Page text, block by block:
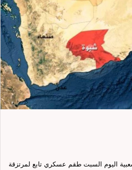
اليوم السبت طقم عسكري تابع لمرتزقة